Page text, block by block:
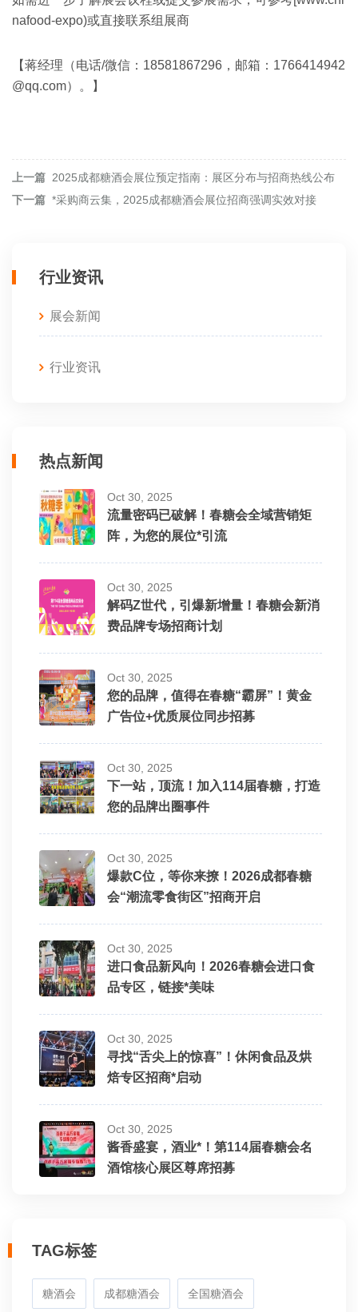
nafood-expo)或直接联系组展商
【蒋经理（电话/微信：18581867296，邮箱：1766414942
@qq.com）。】
上一篇 2025成都糖酒会展位预定指南：展区分布与招商热线公布
下一篇 *采购商云集，2025成都糖酒会展位招商强调实效对接
行业资讯
展会新闻
行业资讯
热点新闻
Oct 30, 2025
流量密码已破解！春糖会全域营销矩
阵，为您的展位*引流
Oct 30, 2025
解码Z世代，引爆新增量！春糖会新消
费品牌专场招商计划
Oct 30, 2025
您的品牌，值得在春糖“霸屏”！黄金
广告位+优质展位同步招募
Oct 30, 2025
下一站，顶流！加入114届春糖，打造
您的品牌出圈事件
Oct 30, 2025
爆款C位，等你来撩！2026成都春糖
会“潮流零食街区”招商开启
Oct 30, 2025
进口食品新风向！2026春糖会进口食
品专区，链接*美味
Oct 30, 2025
寻找“舌尖上的惊喜”！休闲食品及烘
焙专区招商*启动
Oct 30, 2025
酱香盛宴，酒业*！第114届春糖会名
酒馆核心展区尊席招募
TAG标签
糖酒会 成都糖酒会 全国糖酒会